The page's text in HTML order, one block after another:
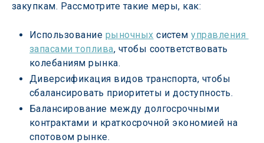
закупкам. Рассмотрите такие меры, как:
Использование рыночных систем управления
запасами топлива, чтобы соответствовать
колебаниям рынка.
Диверсификация видов транспорта, чтобы
сбалансировать приоритеты и доступность.
Балансирование между долгосрочными
контрактами и краткосрочной экономией на
спотовом рынке.